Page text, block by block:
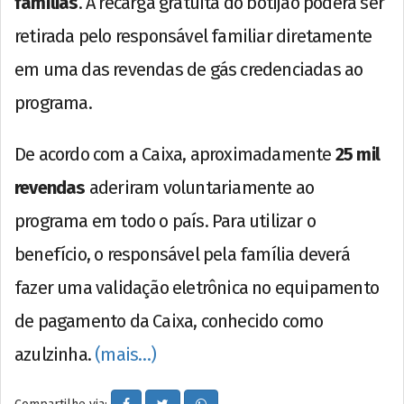
retirada pelo responsável familiar diretamente
em uma das revendas de gás credenciadas ao
programa.
De acordo com a Caixa, aproximadamente 25 mil
revendas aderiram voluntariamente ao
programa em todo o país. Para utilizar o
benefício, o responsável pela família deverá
fazer uma validação eletrônica no equipamento
de pagamento da Caixa, conhecido como
azulzinha. (mais…)